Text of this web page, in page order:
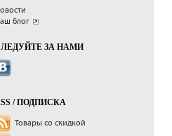
блог
ЗА НАМИ
/ ПОДПИСКА
Товары со скидкой